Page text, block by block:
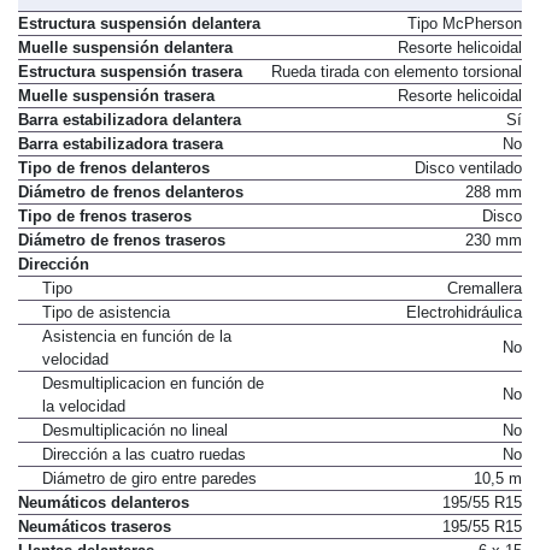
Estructura suspensión delantera
Tipo McPherson
Muelle suspensión delantera
Resorte helicoidal
Estructura suspensión trasera
Rueda tirada con elemento torsional
Muelle suspensión trasera
Resorte helicoidal
Barra estabilizadora delantera
Sí
Barra estabilizadora trasera
No
Tipo de frenos delanteros
Disco ventilado
Diámetro de frenos delanteros
288 mm
Tipo de frenos traseros
Disco
Diámetro de frenos traseros
230 mm
Dirección
Tipo
Cremallera
Tipo de asistencia
Electrohidráulica
Asistencia en función de la
velocidad
No
Desmultiplicacion en función de
la velocidad
No
Desmultiplicación no lineal
No
Dirección a las cuatro ruedas
No
Diámetro de giro entre paredes
10,5 m
Neumáticos delanteros
195/55 R15
Neumáticos traseros
195/55 R15